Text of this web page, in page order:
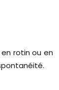
rotin ou en